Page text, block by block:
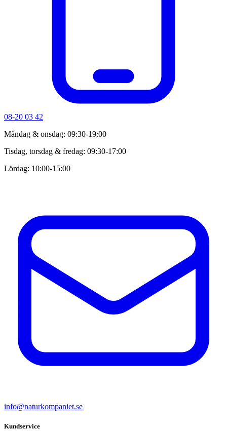
08-20 03 42
Måndag & onsdag: 09:30-19:00
Tisdag, torsdag & fredag: 09:30-17:00
Lördag: 10:00-15:00
info@naturkompaniet.se
Kundservice